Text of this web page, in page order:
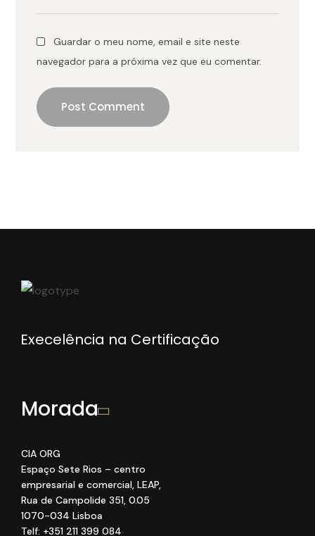
Guardar o meu nome, email e site neste
navegador para a próxima vez que eu comentar.
Post Comment
Execelência na Certificação
Morada
CIA ORG
Espaço Sete Rios – centro
empresarial e comercial, LEAP,
Rua de Campolide 351, 0.05
1070-034 Lisboa
Telf: +351 211 399 084